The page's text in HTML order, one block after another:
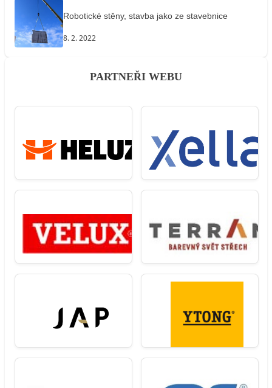
Robotické stěny, stavba jako ze stavebnice
8. 2. 2022
PARTNEŘI WEBU